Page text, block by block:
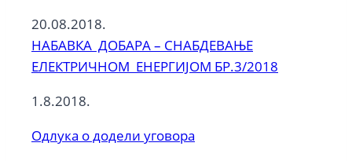
20.08.2018.
НАБАВКА ДОБАРА – СНАБДЕВАЊЕ
ЕЛЕКТРИЧНОМ ЕНЕРГИЈОМ БР.3/2018
1.8.2018.
Одлука о додели уговора